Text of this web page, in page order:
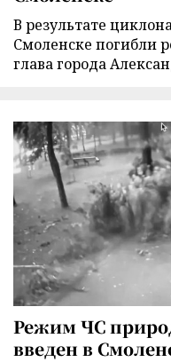
В результате
Смоленске погибли
глава города
Режим ЧС
введен в